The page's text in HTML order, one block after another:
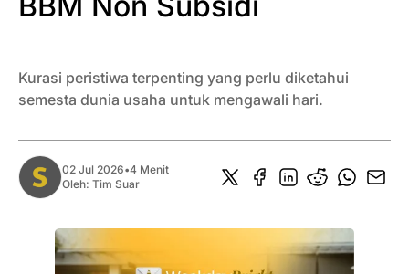
Kurasi peristiwa terpenting yang perlu diketahui
semesta dunia usaha untuk mengawali hari.
02 Jul 2026•4 Menit
Oleh: Tim Suar